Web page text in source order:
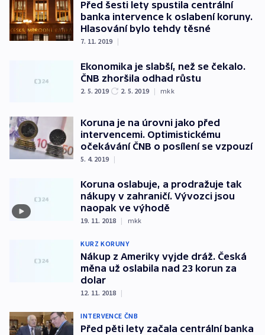
Před šesti lety spustila centrální
banka intervence k oslabení koruny.
Hlasování bylo tehdy těsné
7. 11. 2019 |
Ekonomika je slabší, než se čekalo.
ČNB zhoršila odhad růstu
2. 5. 2019 2. 5. 2019 | mkk
Koruna je na úrovni jako před
intervencemi. Optimistickému
očekávání ČNB o posílení se vzpouzí
5. 4. 2019 |
Koruna oslabuje, a prodražuje tak
nákupy v zahraničí. Vývozci jsou
naopak ve výhodě
19. 11. 2018 | mkk
KURZ KORUNY
Nákup z Ameriky vyjde dráž. Česká
měna už oslabila nad 23 korun za
dolar
12. 11. 2018 |
INTERVENCE ČNB
Před pěti lety začala centrální banka